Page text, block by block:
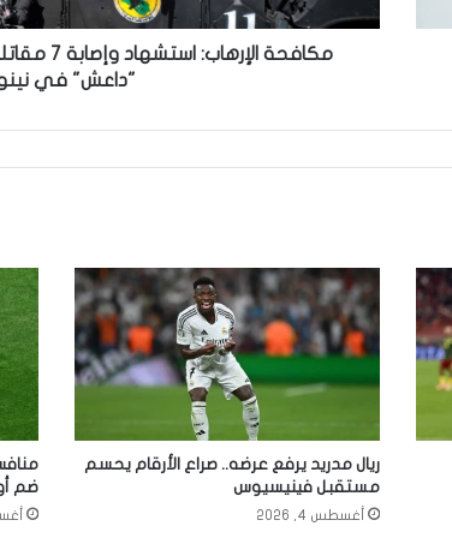
في
مكافحة
"داعش" في
ريال مدريد يرفع عرضه.. صراع الأرقام يحسم
مستقبل فينيسيوس
أغسطس 4, 2026
ضم